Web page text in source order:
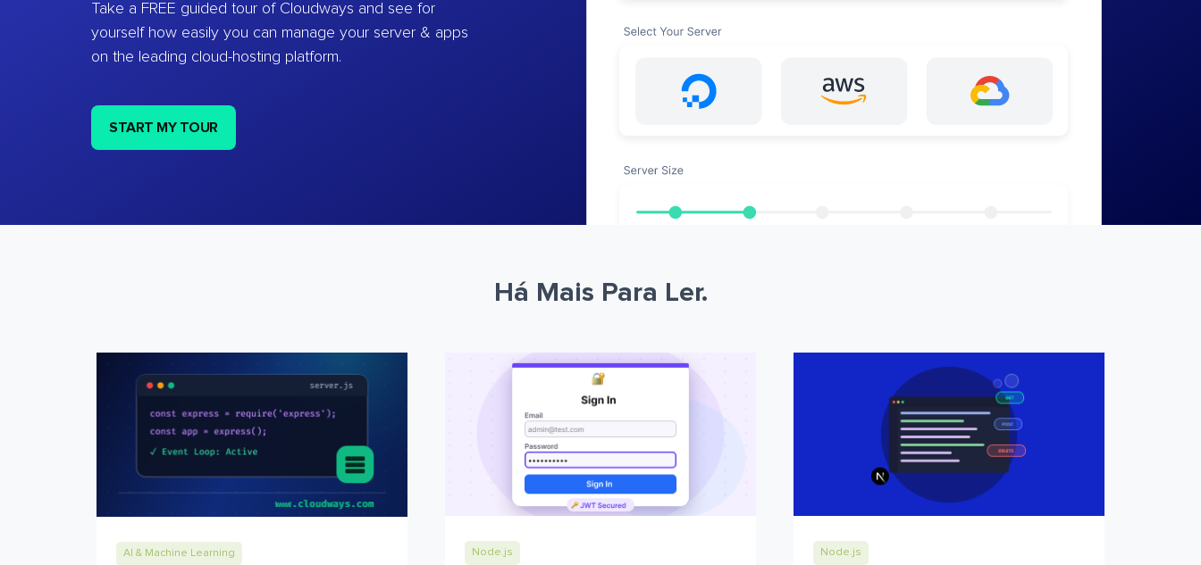
Take a FREE guided tour of Cloudways and see for
yourself how easily you can manage your server & apps
on the leading cloud-hosting platform.
START MY TOUR
Há Mais Para Ler.
AI & Machine Learning Node.js Node.js